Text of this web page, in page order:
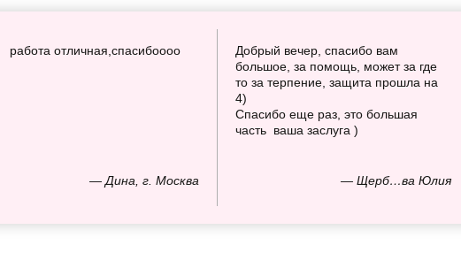
— Дина, г. Москва
работа отличная,спасибоооо
— Щерб…ва Юлия
Добрый вечер, спасибо вам
большое, за помощь, может за где
то за терпение, защита прошла на
4)
Спасибо еще раз, это большая
часть ваша заслуга )